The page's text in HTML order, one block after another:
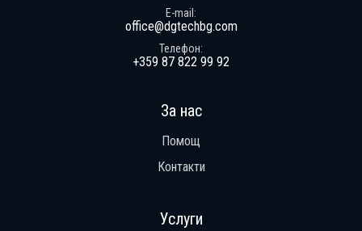
За нас
Помощ
Контакти
Услуги
E-mail
office@dgtechbg.com
Телефон
+359 87 822 99 92